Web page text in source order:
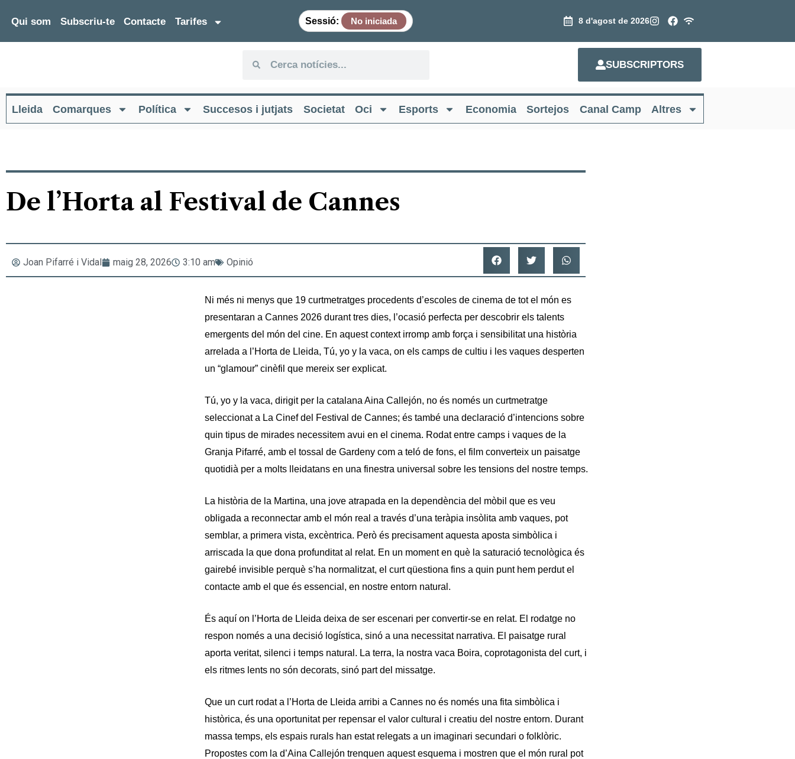
Qui som Subscriu-te Contacte Tarifes Sessió: No iniciada 8 d'agost de 2026
SUBSCRIPTORS
Lleida Comarques Política Succesos i jutjats Societat Oci Esports Economia Sortejos Canal Camp Altres
De l’Horta al Festival de Cannes
Joan Pifarré i Vidal maig 28, 2026 3:10 am Opinió
Ni més ni menys que 19 curtmetratges procedents d’escoles de cinema de tot el món es
presentaran a Cannes 2026 durant tres dies, l’ocasió perfecta per descobrir els talents
emergents del món del cine. En aquest context irromp amb força i sensibilitat una història
arrelada a l’Horta de Lleida, Tú, yo y la vaca, on els camps de cultiu i les vaques desperten
un “glamour” cinèfil que mereix ser explicat.
Tú, yo y la vaca, dirigit per la catalana Aina Callejón, no és només un curtmetratge
seleccionat a La Cinef del Festival de Cannes; és també una declaració d’intencions sobre
quin tipus de mirades necessitem avui en el cinema. Rodat entre camps i vaques de la
Granja Pifarré, amb el tossal de Gardeny com a teló de fons, el film converteix un paisatge
quotidià per a molts lleidatans en una finestra universal sobre les tensions del nostre temps.
La història de la Martina, una jove atrapada en la dependència del mòbil que es veu
obligada a reconnectar amb el món real a través d’una teràpia insòlita amb vaques, pot
semblar, a primera vista, excèntrica. Però és precisament aquesta aposta simbòlica i
arriscada la que dona profunditat al relat. En un moment en què la saturació tecnològica és
gairebé invisible perquè s’ha normalitzat, el curt qüestiona fins a quin punt hem perdut el
contacte amb el que és essencial, en nostre entorn natural.
És aquí on l’Horta de Lleida deixa de ser escenari per convertir-se en relat. El rodatge no
respon només a una decisió logística, sinó a una necessitat narrativa. El paisatge rural
aporta veritat, silenci i temps natural. La terra, la nostra vaca Boira, coprotagonista del curt, i
els ritmes lents no són decorats, sinó part del missatge.
Que un curt rodat a l’Horta de Lleida arribi a Cannes no és només una fita simbòlica i
històrica, és una oportunitat per repensar el valor cultural i creatiu del nostre entorn. Durant
massa temps, els espais rurals han estat relegats a un imaginari secundari o folklòric.
Propostes com la d’Aina Callejón trenquen aquest esquema i mostren que el món rural pot